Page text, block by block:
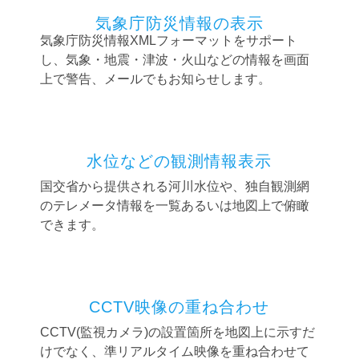
気象庁防災情報の表示
気象庁防災情報XMLフォーマットをサポート
し、気象・地震・津波・火山などの情報を画面
上で警告、メールでもお知らせします。
水位などの観測情報表示
国交省から提供される河川水位や、独自観測網
のテレメータ情報を一覧あるいは地図上で俯瞰
できます。
CCTV映像の重ね合わせ
CCTV(監視カメラ)の設置箇所を地図上に示すだ
けでなく、準リアルタイム映像を重ね合わせて